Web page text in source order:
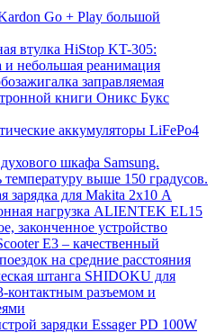
Go + Play большой
втулка HiStop KT-305:
и небольшая реанимация
заправляемая
книги Оникс Букс
аккумуляторы LiFePo4
шкафа Samsung.
выше 150 градусов.
зарядка для Makita 2х10 А
нагрузка ALIENTEK EL15
законченное устройство
E3 – качественный
на средние расстояния
штанга SHIDOKU для
контактным разъемом и
зарядки Essager PD 100W